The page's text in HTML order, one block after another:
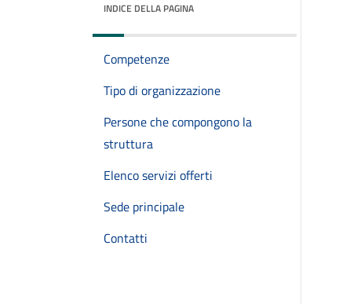
INDICE DELLA PAGINA
Competenze
Tipo di organizzazione
Persone che compongono la
struttura
Elenco servizi offerti
Sede principale
Contatti